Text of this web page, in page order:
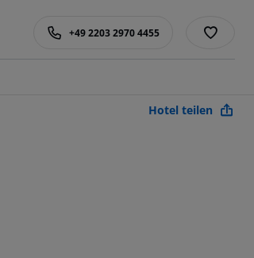
+49 2203 2970 4455
Hotel teilen